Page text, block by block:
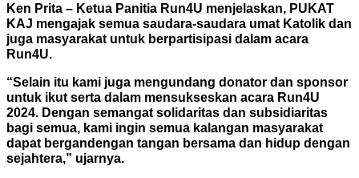
Ken Prita – Ketua Panitia Run4U menjelaskan, PUKAT
KAJ mengajak semua saudara-saudara umat Katolik dan
juga masyarakat untuk berpartisipasi dalam acara
Run4U.
“Selain itu kami juga mengundang donator dan sponsor
untuk ikut serta dalam mensukseskan acara Run4U
2024. Dengan semangat solidaritas dan subsidiaritas
bagi semua, kami ingin semua kalangan masyarakat
dapat bergandengan tangan bersama dan hidup dengan
sejahtera,” ujarnya.